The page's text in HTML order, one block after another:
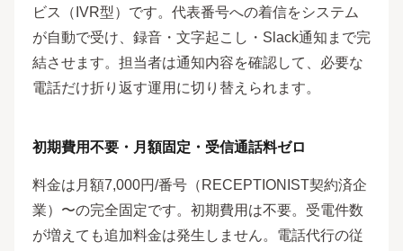
ビス（IVR型）です。代表番号への着信をシステム
が自動で受け、録音・文字起こし・Slack通知まで完
結させます。担当者は通知内容を確認して、必要な
電話だけ折り返す運用に切り替えられます。
初期費用不要・月額固定・受信通話料ゼロ
料金は月額7,000円/番号（RECEPTIONIST契約済企
業）〜の完全固定です。初期費用は不要。受電件数
が増えても追加料金は発生しません。電話代行の従